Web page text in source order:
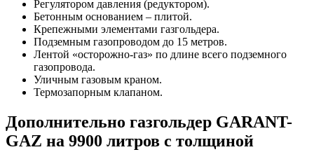
Регулятором давления (редуктором).
Бетонным основанием – плитой.
Крепежными элементами газгольдера.
Подземным газопроводом до 15 метров.
Лентой «осторожно-газ» по длине всего подземного
газопровода.
Уличным газовым краном.
Термозапорным клапаном.
Дополнительно газгольдер GARANT-
GAZ на 9900 литров с толщиной